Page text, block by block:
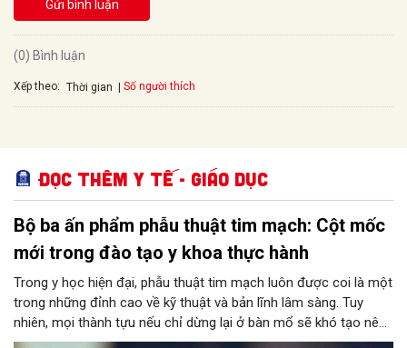
Gửi bình luận
(0) Bình luận
Xếp theo: Thời gian Số người thích
Đọc thêm Y tế - Giáo dục
Bộ ba ấn phẩm phẫu thuật tim mạch: Cột mốc
mới trong đào tạo y khoa thực hành
Trong y học hiện đại, phẫu thuật tim mạch luôn được coi là một
trong những đỉnh cao về kỹ thuật và bản lĩnh lâm sàng. Tuy
nhiên, mọi thành tựu nếu chỉ dừng lại ở bàn mổ sẽ khó tạo nên
tính bền vững cho nền y tế chung. Chuyển hóa những kinh